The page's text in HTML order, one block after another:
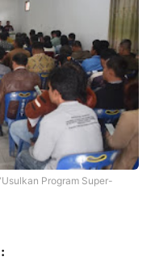
Program Super-